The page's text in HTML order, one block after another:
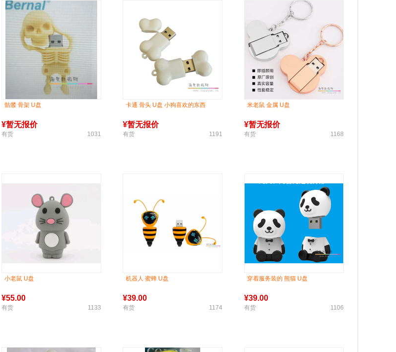
骷髅 骨架 U盘
¥暂无报价
有货 1031
卡通 骨头 U盘 小狗喜欢的东西
¥暂无报价
有货 1191
米老鼠 金属 U盘
¥暂无报价
有货 1168
小老鼠 U盘
¥55.00
有货 1133
机器人 蜜蜂 U盘
¥39.00
有货 1174
穿着服务装的 熊猫 U盘
¥39.00
有货 1106